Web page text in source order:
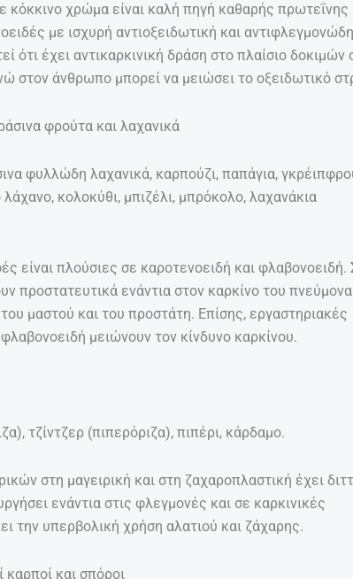
κόκκινο χρώμα είναι καλή πηγή καθαρής πρωτεΐνης
με ισχυρή αντιοξειδωτική και αντιφλεγμονώδη
ότι έχει αντικαρκινική δράση στο πλαίσιο δοκιμών
στον άνθρωπο μπορεί να μειώσει το οξειδωτικό
φρούτα και λαχανικά
φυλλώδη λαχανικά, καρπούζι, παπάγια,
κολοκύθι, μπιζέλι, μπρόκολο, λαχανάκια
είναι πλούσιες σε καροτενοειδή και φλαβονοειδή.
προστατευτικά ενάντια στον καρκίνο του
μαστού και του προστάτη. Επίσης, εργαστηριακές
μειώνουν τον κίνδυνο καρκίνου.
τζίντζερ (πιπερόριζα), πιπέρι, κάρδαμο.
στη μαγειρική και στη ζαχαροπλαστική έχει
ενάντια στις φλεγμονές και σε καρκινικές
την υπερβολική χρήση αλατιού και ζάχαρης.
καρποί και σπόροι